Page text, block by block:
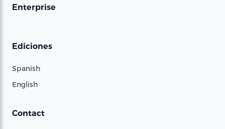
Enterprise
Ediciones
Spanish
English
Contact